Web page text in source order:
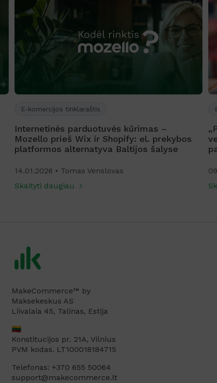
E-komercijos tinklaraštis
Internetinės parduotuvės kūrimas –
Mozello prieš Wix ir Shopify: el. prekybos
platformos alternatyva Baltijos šalyse
14.01.2026
Tomas Venslovas
Skaityti daugiau
MakeCommerce™ by
Maksekeskus AS
Liivalaia 45, Talinas, Estija
🇱🇹
Konstitucijos pr. 21A, Vilnius
PVM kodas. LT100018184715
Telefonas: +370 655 50064
support@makecommerce.lt